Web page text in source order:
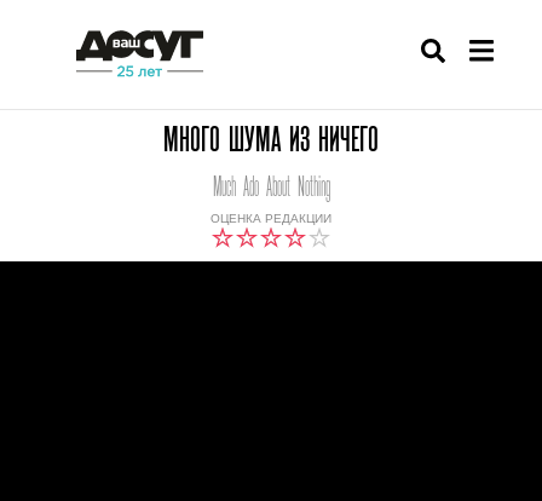
МНОГО ШУМА ИЗ НИЧЕГО
ОЦЕНКА РЕДАКЦИИ
Much Ado About Nothing